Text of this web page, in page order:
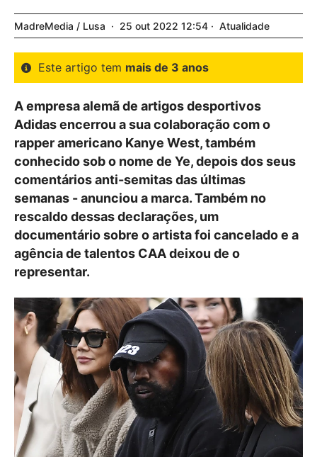
MadreMedia / Lusa 25 out 2022 12:54 Atualidade
Este artigo tem mais de 3 anos
A empresa alemã de artigos desportivos
Adidas encerrou a sua colaboração com o
rapper americano Kanye West, também
conhecido sob o nome de Ye, depois dos seus
comentários anti-semitas das últimas
semanas - anunciou a marca. Também no
rescaldo dessas declarações, um
documentário sobre o artista foi cancelado e a
agência de talentos CAA deixou de o
representar.